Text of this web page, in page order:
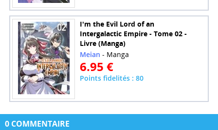
I'm the Evil Lord of an
Intergalactic Empire - Tome 02 -
Livre (Manga)
Meian - Manga
6.95 €
Points fidelités : 80
0 COMMENTAIRE